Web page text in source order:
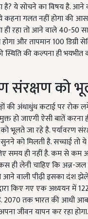
है?ये सोचने का विषय है. आने
ये कहना गलत नहीं होगा की
रहा तो आने वाले40-50
और तापमान100
की कल्पना ही भयभीत
संरक्षण को
की अंधाधुंध कटाई पर रोक
हो जाएगी ऐसी बातें करना
भूलते जा रहे है. पर्यावरण
को मिलती है. सच्चाई तो
समय ही नहीं है. कम से
ही लेनी चाहिए कि अन्न-
वाली पीढ़ी इसका दंश
किए गए एक अध्ययन में
2070तक भारत की आधी
जीवन यापन कर रहा होगा.